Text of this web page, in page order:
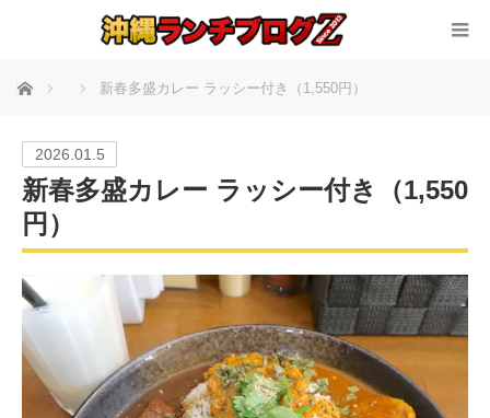
ホーム 新春多盛カレー ラッシー付き（1,550円）
2026.01.5
新春多盛カレー ラッシー付き（1,550
円）